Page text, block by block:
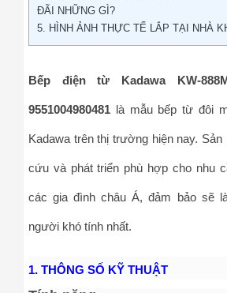
ĐÃI NHỮNG GÌ?
5. HÌNH ẢNH THỰC TẾ LẮP TẠI NHÀ
Bếp điện từ Kadawa KW-
9551004980481 là mẫu bếp từ đôi
Kadawa trên thị trường hiện nay.
cứu và phát triển phù hợp cho nhu
các gia đình châu Á, đảm bảo sẽ
người khó tính nhất.
1. THÔNG SỐ KỸ THUẬT